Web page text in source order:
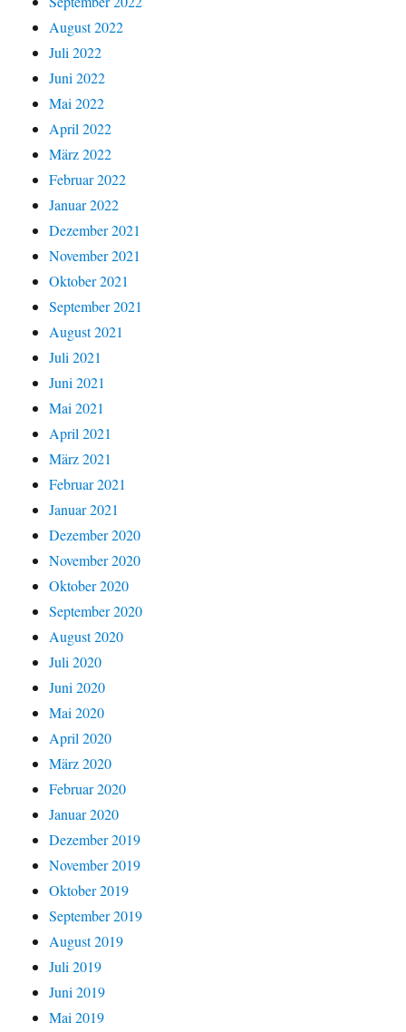
August 2022
Juli 2022
Juni 2022
Mai 2022
April 2022
März 2022
Februar 2022
Januar 2022
Dezember 2021
November 2021
Oktober 2021
September 2021
August 2021
Juli 2021
Juni 2021
Mai 2021
April 2021
März 2021
Februar 2021
Januar 2021
Dezember 2020
November 2020
Oktober 2020
September 2020
August 2020
Juli 2020
Juni 2020
Mai 2020
April 2020
März 2020
Februar 2020
Januar 2020
Dezember 2019
November 2019
Oktober 2019
September 2019
August 2019
Juli 2019
Juni 2019
Mai 2019